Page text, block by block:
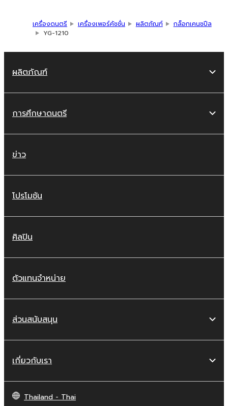
เครื่องดนตรี เครื่องเพอร์คัชชั่น ผลิตภัณฑ์
กล็อกเคนชปีล
YG-1210
ผลิตภัณฑ์
การศึกษาดนตรี
ข่าว
โปรโมชัน
ศิลปิน
ตัวแทนจำหน่าย
ส่วนสนับสนุน
เกี่ยวกับเรา
Thailand - Thai